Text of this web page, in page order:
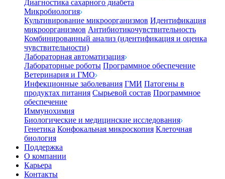
Диагностика сахарного диабета
Микробиология
Культивирование микроорганизмов Идентификация
микроорганизмов Антибиотикочувствительность
Комбинированный анализ (идентификация и оценка
чувствительности)
Лабораторная автоматизация
Лабораторные роботы Программное обеспечение
Ветеринария и ГМО
Инфекционные заболевания ГМИ Патогены в
продуктах питания Сырьевой состав Программное
обеспечение
Иммунохимия
Биологические и медицинские исследования
Генетика Конфокальная микроскопия Клеточная
биология
Поддержка
О компании
Карьера
Контакты